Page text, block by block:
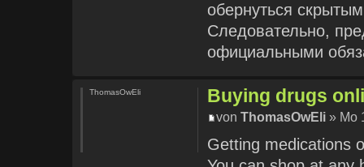
обернуться
Следовательно,
официальными
Buying drugs
vonThomasOwEli » Mo
Getting medications
ThomasOwEli